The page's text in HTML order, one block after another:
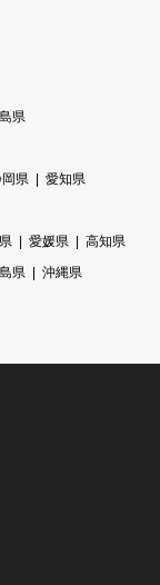
県
県
愛知県
愛媛県
高知県
県
沖縄県